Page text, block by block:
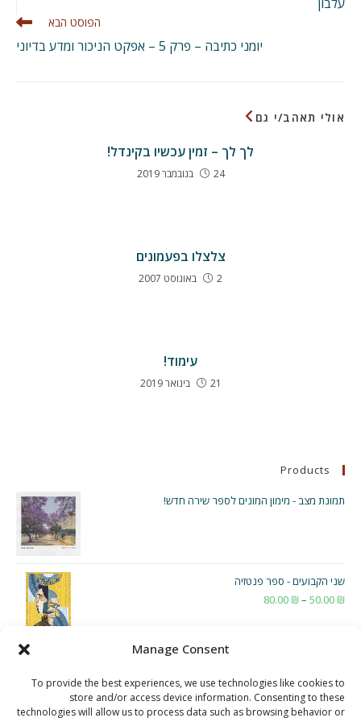
Manage Consent
To provide the best experiences, we use technologies like cookies to
store and/or access device information. Consenting to these
technologies will allow us to process data such as browsing behavior or
נוספים
הפוסט הבא
יומני כתיבה – פרק 5 – אפקט הניכור ומדע בדיוני
אולי תאהב/י גם
לך לך – זמין עכשיו בקינדל!
24 בנובמבר 2019
צלצלו בפעמונים
2 באוגוסט 2007
עימוד!
21 בינואר 2019
Products
תמונת מצב - מימון המונים לספר שירה חדש!
שני הקבועים - ספר פנטזיה
50.00 ₪
–
80.00 ₪